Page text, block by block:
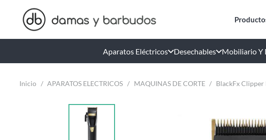
Aparatos Eléctricos Desechables Mobiliario Y
Inicio / APARATOS ELECTRICOS / MAQUINAS DE CORTE / BlackFx